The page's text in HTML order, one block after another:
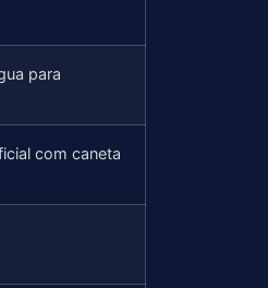
para
com caneta